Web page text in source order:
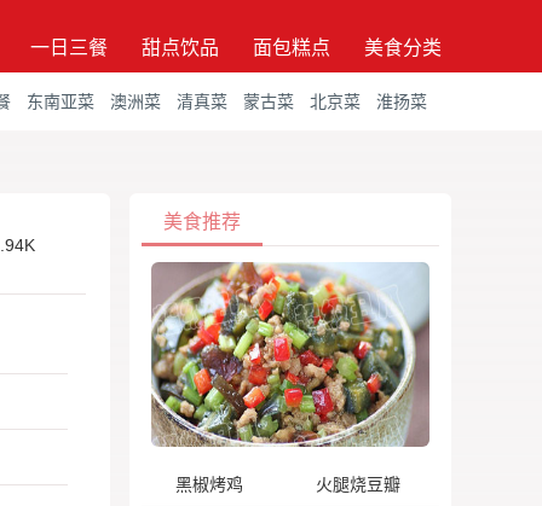
一日三餐 甜点饮品 面包糕点 美食分类
东南亚菜 澳洲菜 清真菜 蒙古菜 北京菜 淮扬菜
美食推荐
黑椒烤鸡 火腿烧豆瓣